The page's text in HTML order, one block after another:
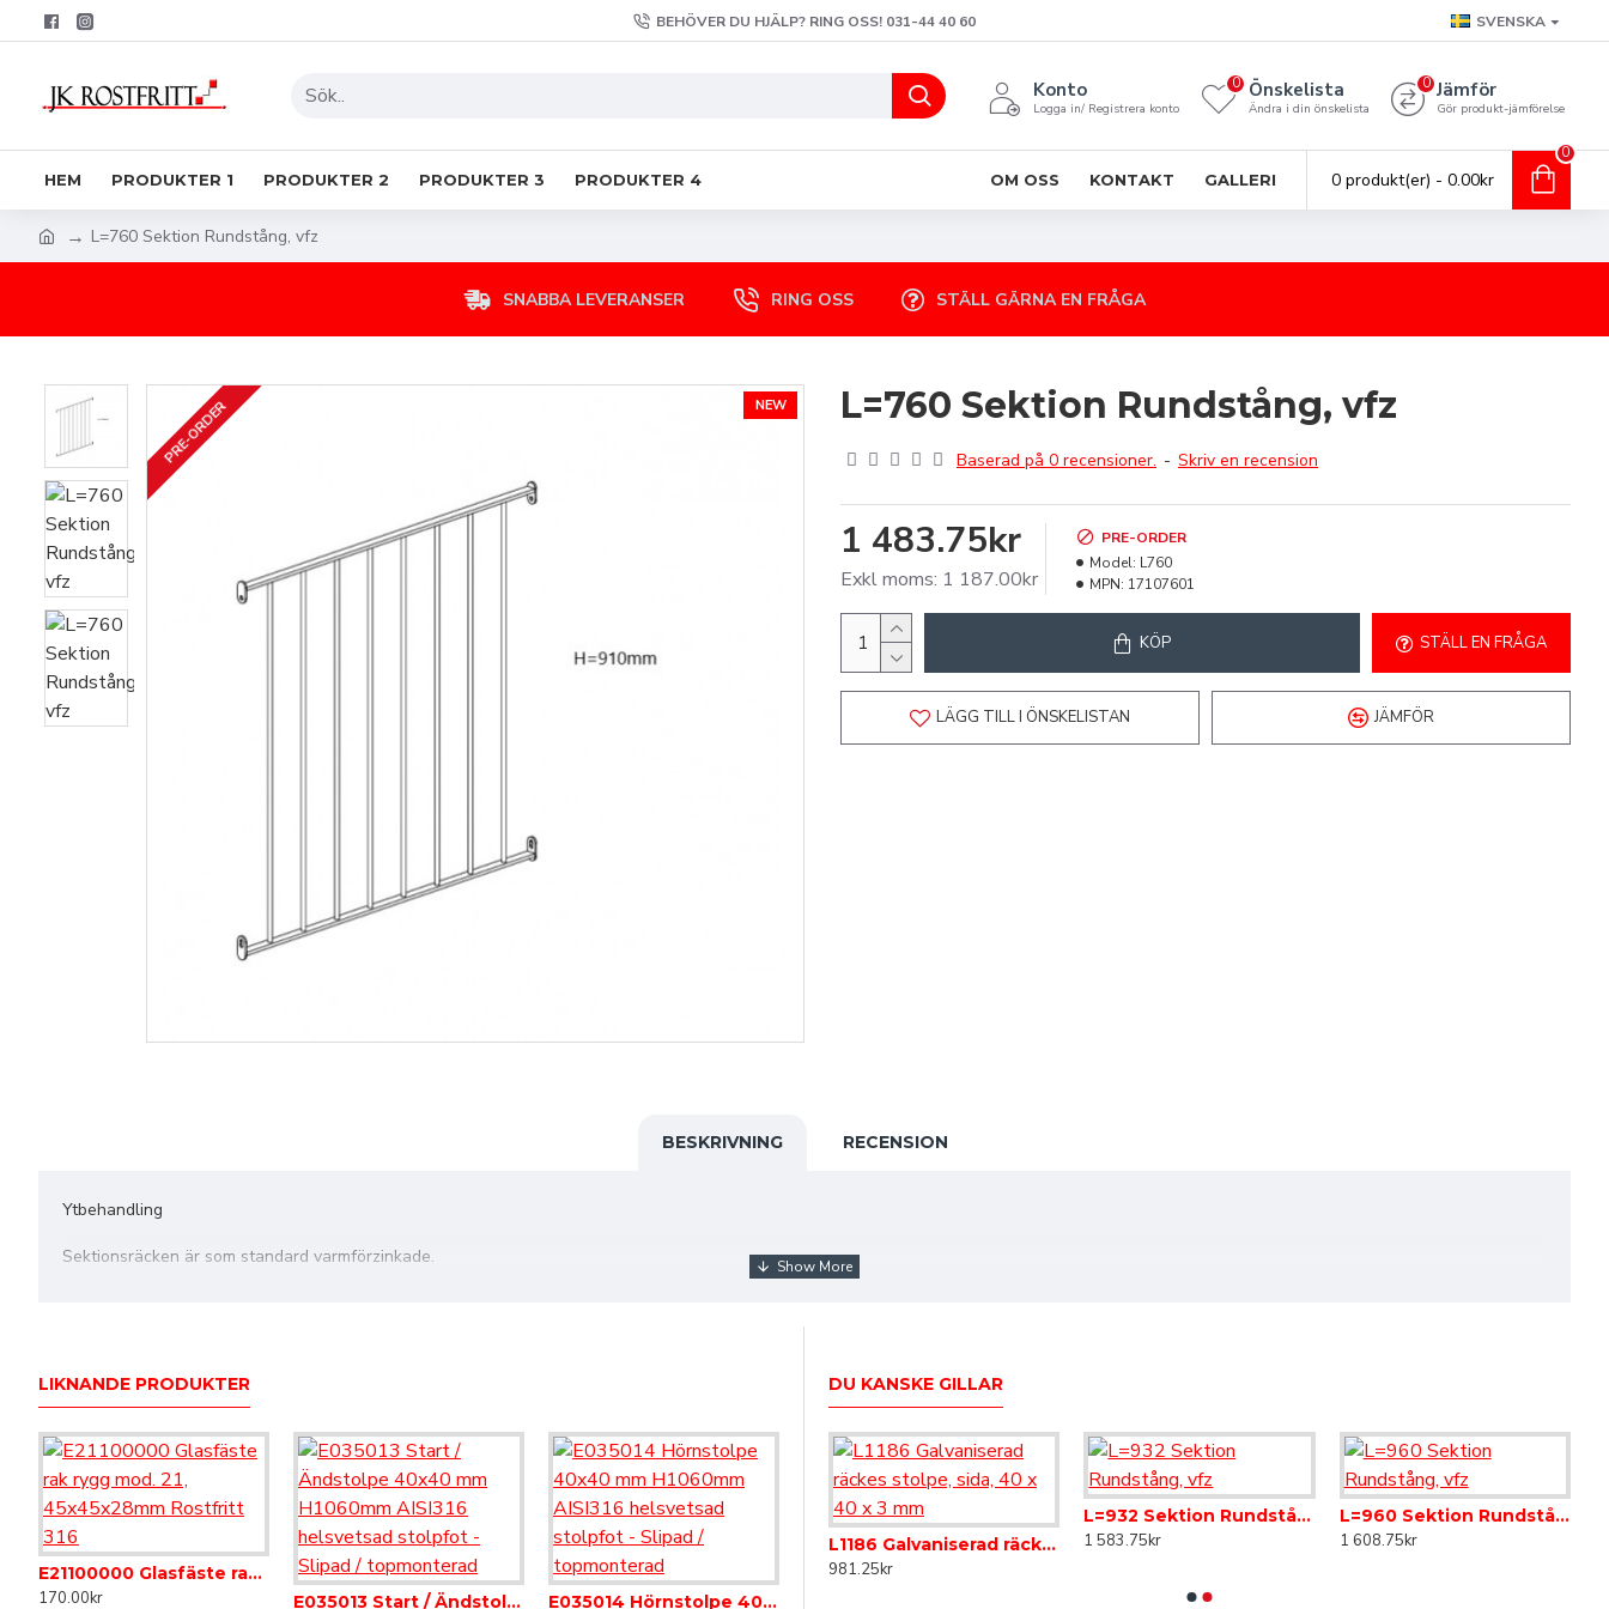
BEHÖVER DU HJÄLP? RING OSS! 031-44 40 60 SVENSKA
Konto
Logga in/ Registrera konto
Önskelista
Ändra i din önskelista
0 Jämför
Gör produkt-jämförelse
0
HEM PRODUKTER 1 PRODUKTER 2 PRODUKTER 3 PRODUKTER 4 OM OSS KONTAKT GALLERI 0 produkt(er) - 0.00kr
0
L=760 Sektion Rundstång, vfz
SNABBA LEVERANSER RING OSS STÄLL GÄRNA EN FRÅGA
NEW
PRE-ORDER L=760 Sektion Rundstång, vfz
Baserad på 0 recensioner. - Skriv en recension
1 483.75kr
Exkl moms: 1 187.00kr
PRE-ORDER
Model: L760
MPN: 17107601
KÖP STÄLL EN FRÅGA
LÄGG TILL I ÖNSKELISTAN JÄMFÖR
BESKRIVNING RECENSION
Ytbehandling
Sektionsräcken är som standard varmförzinkade.
Varmförzinkning
Varmförzinkning av stål ger ett mycket effektivt rostskydd. Det är ett utmärkt alternativ för stålprodukter som används utomhus. En varmförzinkad produkt kan även lackeras och på så sätt få en
passande färg.
Stålprodukten som ska varmförzinkas doppas ned i ett zinkbad med smält zink. I kontaktytan mellan stål och flytande zink sker en reaktion och en järn/zinklegering bildas. Det innebär att
zinkskiktet inte kan flaga av eller rosta inifrån.
LIKNANDE PRODUKTER
E21100000 Glasfäste rak rygg mod. 21, 45x45x28mm Rostfritt 316
170.00kr
E035013 Start / Ändstolpe 40x40 mm H1060mm AISI316 helsvetsad stolpfot - Slipad / topmonterad
E035014 Hörnstolpe 40x40 mm H1060mm AISI316 helsvetsad stolpfot - Slipad / topmonterad
DU KANSKE GILLAR
562.50kr
1 746.25kr
981.25kr
L1186 Galvaniserad räckes stolpe, sida, 40 x 40 x 3 mm
981.25kr
L=932 Sektion Rundstång, vfz
1 583.75kr
L=960 Sektion Rundstång, vfz
1 608.75kr